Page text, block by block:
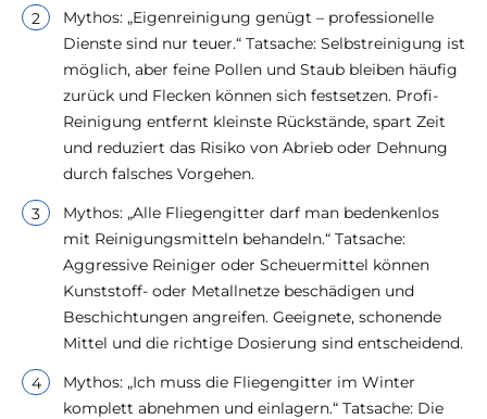
Mythos: „Eigenreinigung genügt – professionelle
Dienste sind nur teuer.“ Tatsache: Selbstreinigung ist
möglich, aber feine Pollen und Staub bleiben häufig
zurück und Flecken können sich festsetzen. Profi-
Reinigung entfernt kleinste Rückstände, spart Zeit
und reduziert das Risiko von Abrieb oder Dehnung
durch falsches Vorgehen.
Mythos: „Alle Fliegengitter darf man bedenkenlos
mit Reinigungsmitteln behandeln.“ Tatsache:
Aggressive Reiniger oder Scheuermittel können
Kunststoff- oder Metallnetze beschädigen und
Beschichtungen angreifen. Geeignete, schonende
Mittel und die richtige Dosierung sind entscheidend.
Mythos: „Ich muss die Fliegengitter im Winter
komplett abnehmen und einlagern.“ Tatsache: Die